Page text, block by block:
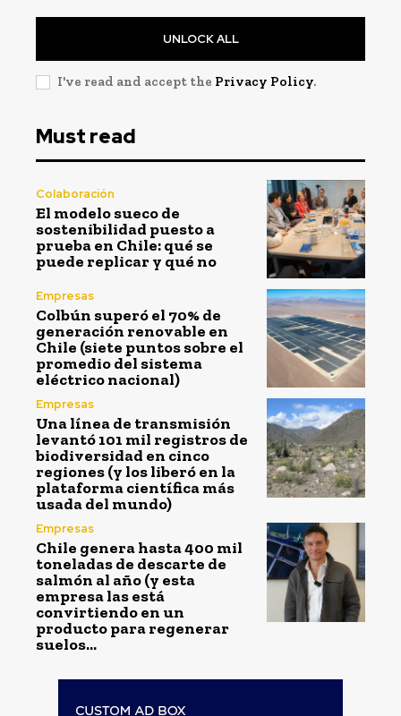
UNLOCK ALL
I've read and accept the Privacy Policy.
Must read
Colaboración
El modelo sueco de
sostenibilidad puesto a
prueba en Chile: qué se
puede replicar y qué no
Empresas
Colbún superó el 70% de
generación renovable en
Chile (siete puntos sobre el
promedio del sistema
eléctrico nacional)
Empresas
Una línea de transmisión
levantó 101 mil registros de
biodiversidad en cinco
regiones (y los liberó en la
plataforma científica más
usada del mundo)
Empresas
Chile genera hasta 400 mil
toneladas de descarte de
salmón al año (y esta
empresa las está
convirtiendo en un
producto para regenerar
suelos...